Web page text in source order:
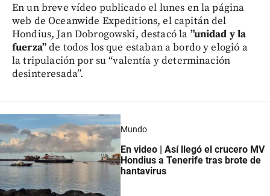
En un breve vídeo publicado el lunes en la página
web de Oceanwide Expeditions, el capitán del
Hondius, Jan Dobrogowski, destacó la ”unidad y la
fuerza”de todos los que estaban a bordo y elogió a
la tripulación por su “valentía y determinación
desinteresada”.
Mundo
En video | Así llegó el crucero MV
Hondius a Tenerife tras brote de
hantavirus